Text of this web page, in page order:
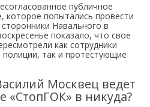
публичное
которое попытались провести
Навального в
показало, что свое
как сотрудники
полиции, так и протестующие
Москвец ведет
«СтопГОК» в никуда?